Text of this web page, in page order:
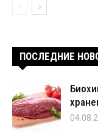
ПОСЛЕДНИЕ